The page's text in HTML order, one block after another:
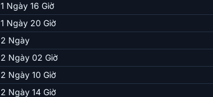
1 Ngày 16 Giờ
1 Ngày 20 Giờ
2 Ngày
2 Ngày 02 Giờ
2 Ngày 10 Giờ
2 Ngày 14 Giờ